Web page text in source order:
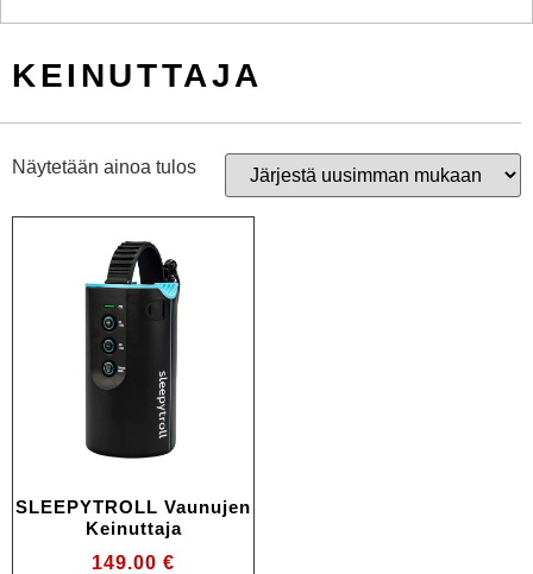
KEINUTTAJA
Näytetään ainoa tulos
SLEEPYTROLL Vaunujen
Keinuttaja
149.00 €